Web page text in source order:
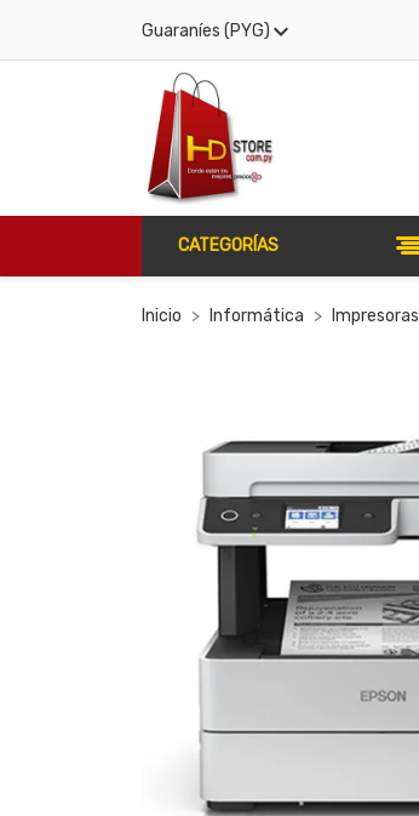
Guaraníes (PYG)
CATEGORÍAS
Inicio Informática Impresoras